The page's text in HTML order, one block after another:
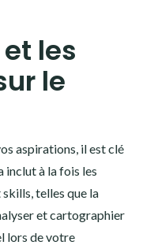
les
le
aspirations, il est clé
inclut à la fois les
telles que la
et cartographier
lors de votre